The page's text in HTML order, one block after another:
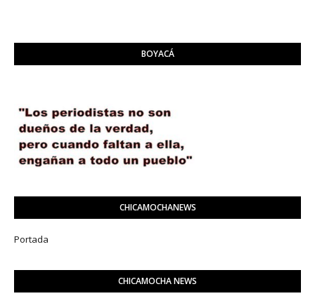
BOYACÁ
CHICAMOCHANEWS
Portada
CHICAMOCHA NEWS